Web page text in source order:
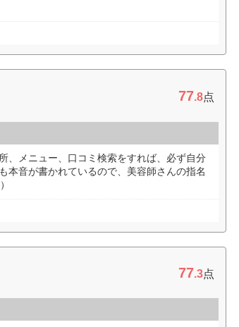
77.8点
、メニュー、口コミ検索をすれば、必ず自分
本音が書かれているので、美容師さんの指名
77.3点